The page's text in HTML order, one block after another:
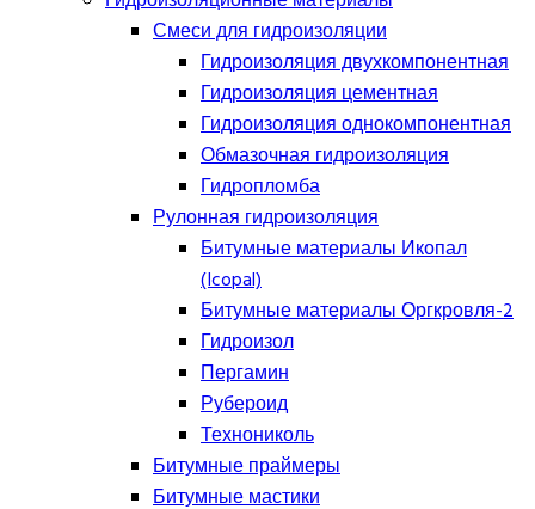
Смеси для гидроизоляции
Гидроизоляция двухкомпонентная
Гидроизоляция цементная
Гидроизоляция однокомпонентная
Обмазочная гидроизоляция
Гидропломба
Рулонная гидроизоляция
Битумные материалы Икопал
(Icopal)
Битумные материалы Оргкровля-2
Гидроизол
Пергамин
Рубероид
Технониколь
Битумные праймеры
Битумные мастики